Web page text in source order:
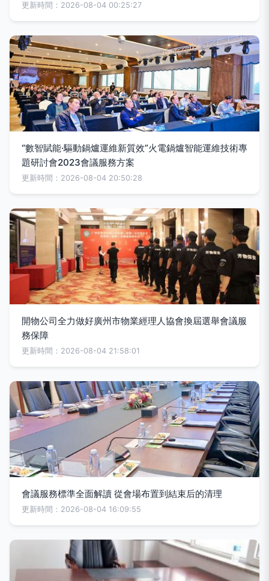
更新時間：2026-08-04 00:25:27
“數智賦能·驅動鍋爐運維新質效”火電鍋爐智能運維技術專
題研討會2023會議服務方案
更新時間：2026-08-04 20:50:28
開物公司全力做好廣州市物業經理人協會換屆選舉會議服
務保障
更新時間：2026-08-04 21:58:01
會議服務標準全面解讀 從會場布置到結束后的清理
更新時間：2026-08-04 16:09:55